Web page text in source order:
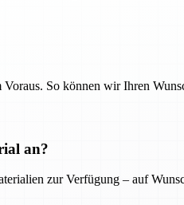
So können wir Ihren
an?
zur Verfügung – auf